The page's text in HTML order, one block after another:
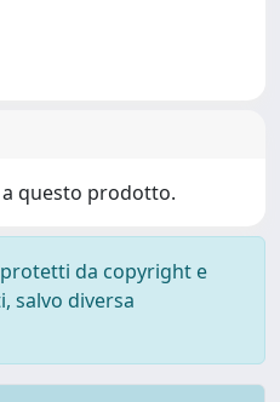
questo prodotto.
da copyright e
salvo diversa